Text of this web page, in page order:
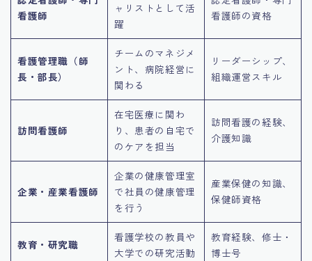
看護師
ャリストとして活
躍
看護師の資格
看護管理職（師
長・部長）
チームのマネジメ
ント、病院経営に
関わる
リーダーシップ、
組織運営スキル
訪問看護師
在宅医療に関わ
り、患者の自宅で
のケアを担当
訪問看護の経験、
介護知識
企業・産業看護師
企業の健康管理室
で社員の健康管理
を行う
産業保健の知識、
保健師資格
教育・研究職
看護学校の教員や
大学での研究活動
教育経験、修士・
博士号